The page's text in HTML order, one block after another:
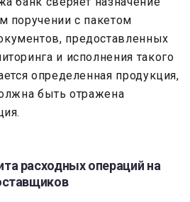
поручении с пакетом
предоставленных
и исполнения такого
определенная продукция,
быть отражена
расходных операций на